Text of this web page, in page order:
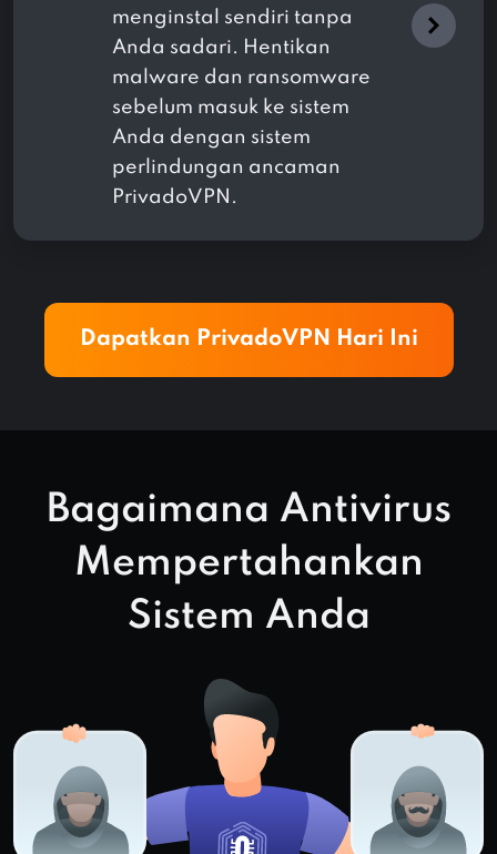
menginstal sendiri tanpa
Anda sadari. Hentikan
malware dan ransomware
sebelum masuk ke sistem
Anda dengan sistem
perlindungan ancaman
PrivadoVPN.
Dapatkan PrivadoVPN Hari Ini
Bagaimana Antivirus
Mempertahankan
Sistem Anda